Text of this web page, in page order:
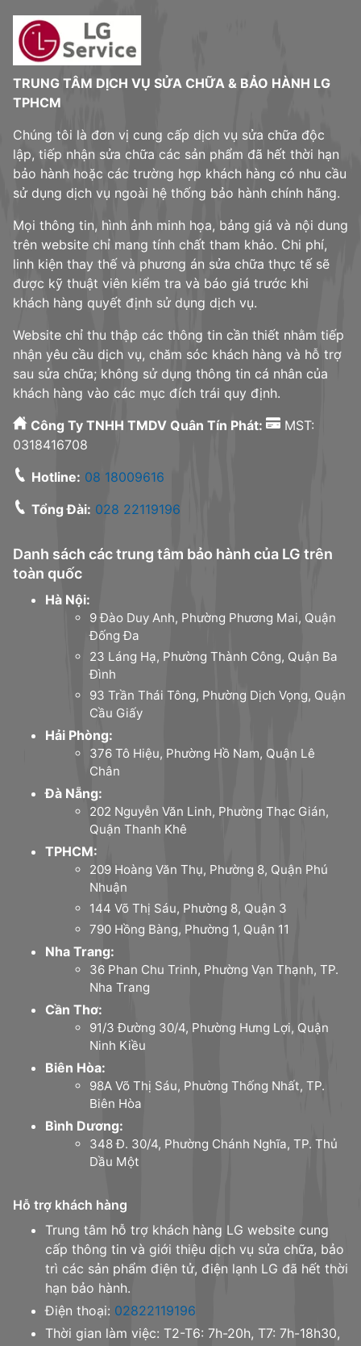
TRUNG TÂM DỊCH VỤ SỬA CHỮA & BẢO HÀNH LG
TPHCM
Chúng tôi là đơn vị cung cấp dịch vụ sửa chữa độc
lập, tiếp nhận sửa chữa các sản phẩm đã hết thời hạn
bảo hành hoặc các trường hợp khách hàng có nhu cầu
sử dụng dịch vụ ngoài hệ thống bảo hành chính hãng.
Mọi thông tin, hình ảnh minh họa, bảng giá và nội dung
trên website chỉ mang tính chất tham khảo. Chi phí,
linh kiện thay thế và phương án sửa chữa thực tế sẽ
được kỹ thuật viên kiểm tra và báo giá trước khi
khách hàng quyết định sử dụng dịch vụ.
Website chỉ thu thập các thông tin cần thiết nhằm tiếp
nhận yêu cầu dịch vụ, chăm sóc khách hàng và hỗ trợ
sau sửa chữa; không sử dụng thông tin cá nhân của
khách hàng vào các mục đích trái quy định.
Công Ty TNHH TMDV Quân Tín Phát:
MST:
0318416708
Hotline: 08 18009616
Tổng Đài: 028 22119196
Danh sách các trung tâm bảo hành của LG trên
toàn quốc
Hà Nội:
9 Đào Duy Anh, Phường Phương Mai, Quận
Đống Đa
23 Láng Hạ, Phường Thành Công, Quận Ba
Đình
93 Trần Thái Tông, Phường Dịch Vọng, Quận
Cầu Giấy
Hải Phòng:
376 Tô Hiệu, Phường Hồ Nam, Quận Lê
Chân
Đà Nẵng:
202 Nguyễn Văn Linh, Phường Thạc Gián,
Quận Thanh Khê
TPHCM:
209 Hoàng Văn Thụ, Phường 8, Quận Phú
Nhuận
144 Võ Thị Sáu, Phường 8, Quận 3
790 Hồng Bàng, Phường 1, Quận 11
Nha Trang:
36 Phan Chu Trinh, Phường Vạn Thạnh, TP.
Nha Trang
Cần Thơ:
91/3 Đường 30/4, Phường Hưng Lợi, Quận
Ninh Kiều
Biên Hòa:
98A Võ Thị Sáu, Phường Thống Nhất, TP.
Biên Hòa
Bình Dương:
348 Đ. 30/4, Phường Chánh Nghĩa, TP. Thủ
Dầu Một
Hỗ trợ khách hàng
Trung tâm hỗ trợ khách hàng LG website cung
cấp thông tin và giới thiệu dịch vụ sửa chữa, bảo
trì các sản phẩm điện tử, điện lạnh LG đã hết thời
hạn bảo hành.
Điện thoại: 02822119196
Thời gian làm việc: T2-T6: 7h-20h, T7: 7h-18h30,